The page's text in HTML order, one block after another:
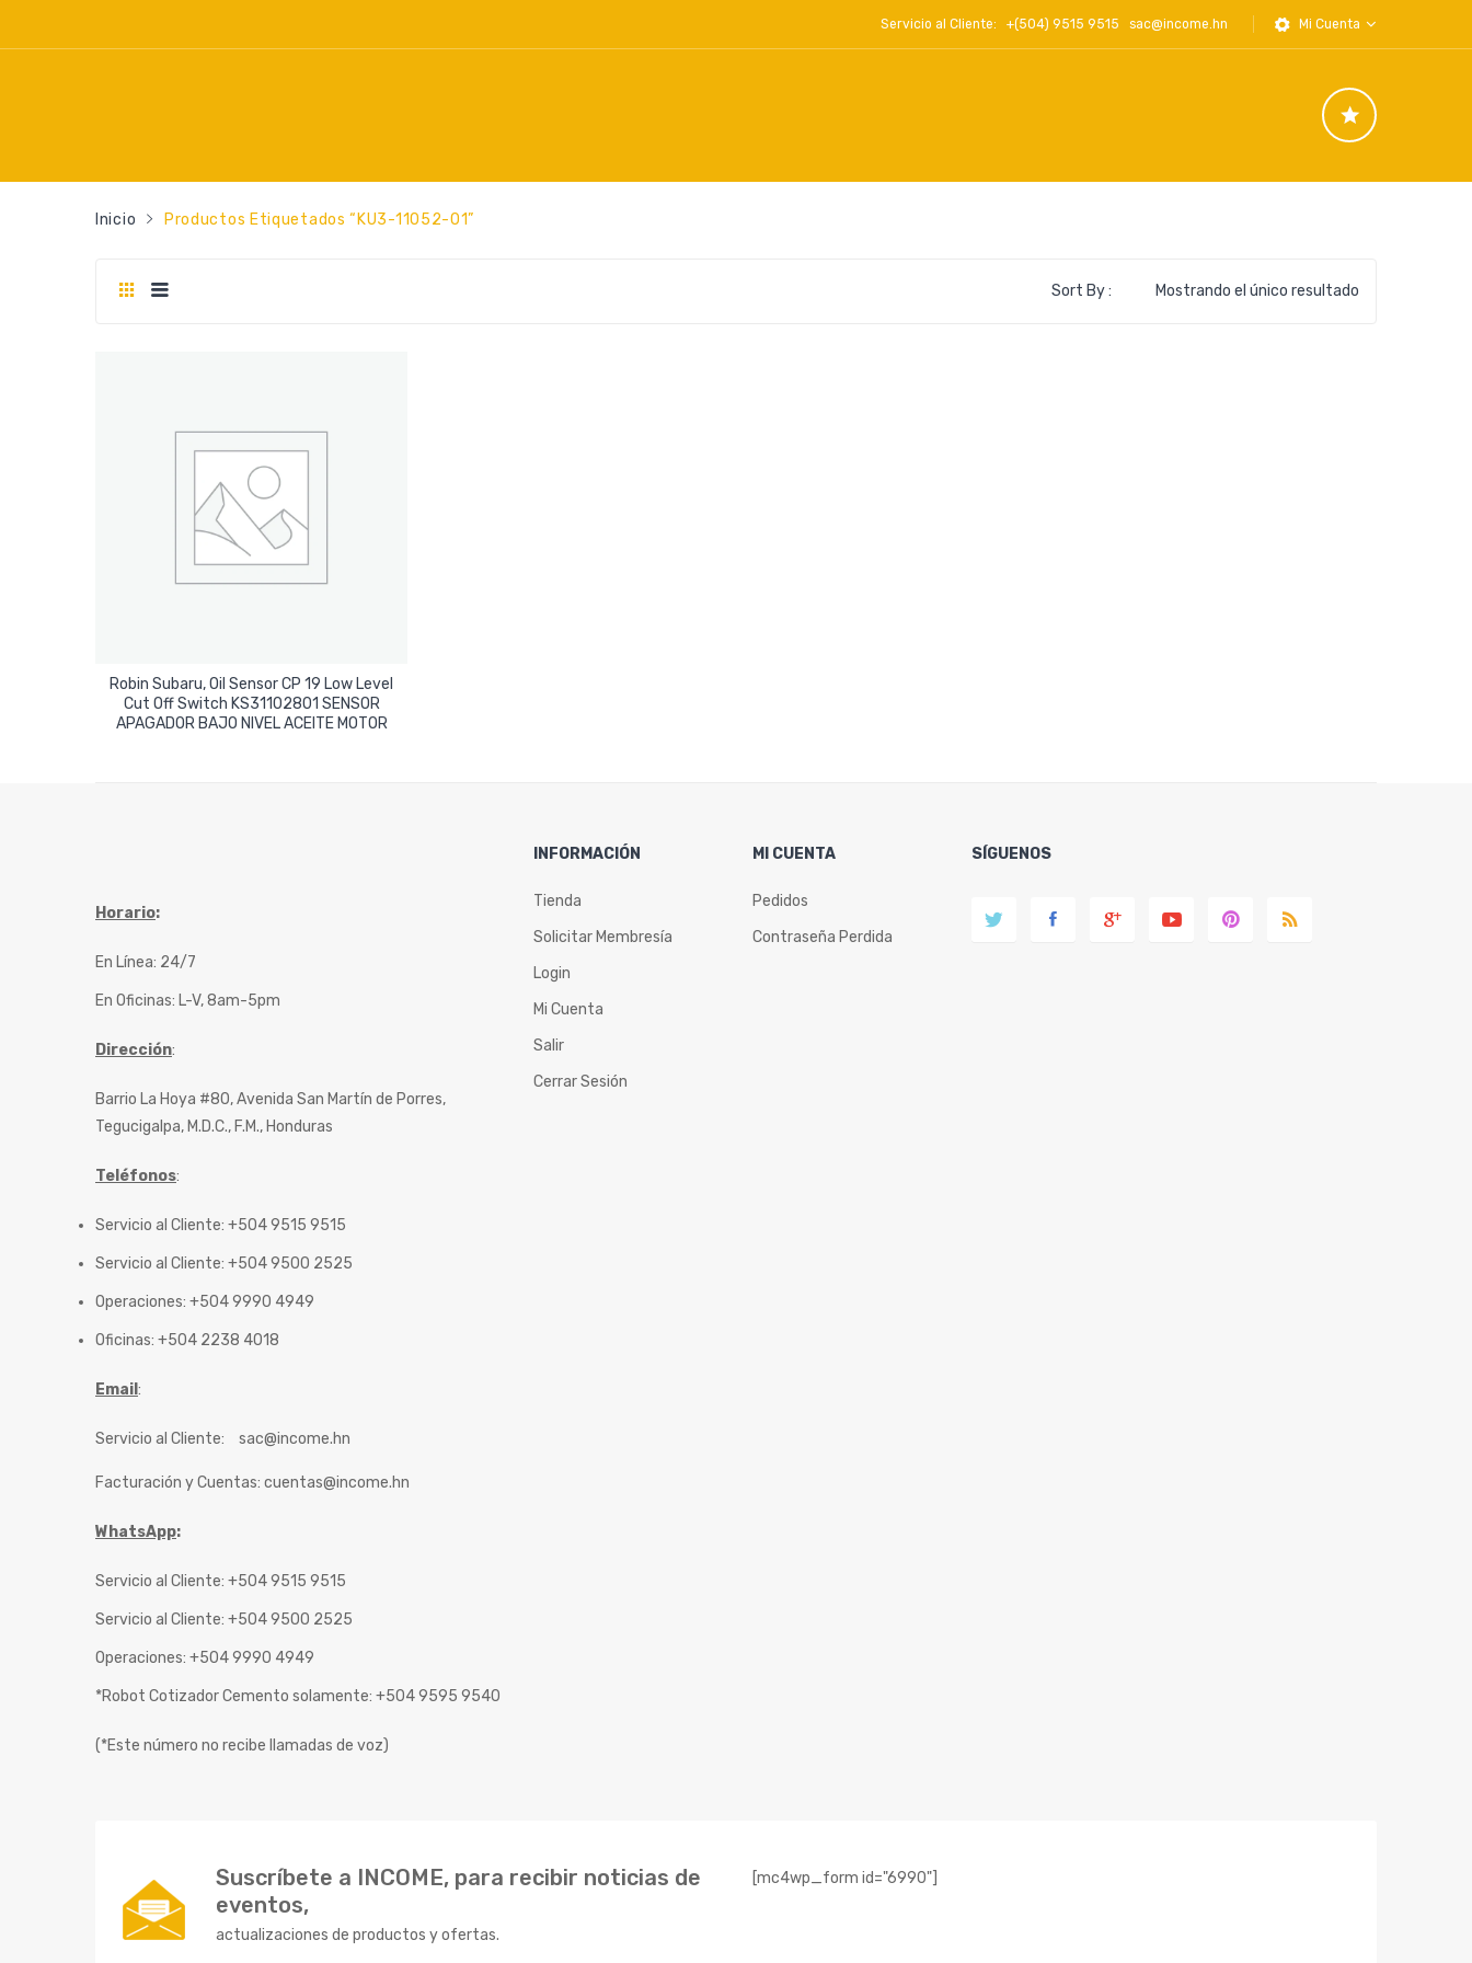
Servicio al Cliente: +(504) 9515 9515 sac@income.hn Mi Cuenta
Inicio Productos Etiquetados “KU3-11052-01”
Mostrando el único resultado
Sort By :
Robin Subaru, Oil Sensor CP 19 Low Level
Cut Off Switch KS31102801 SENSOR
APAGADOR BAJO NIVEL ACEITE MOTOR
Leer Más
Horario:
En Línea: 24/7
En Oficinas: L-V, 8am-5pm
Dirección:
Barrio La Hoya #80, Avenida San Martín de Porres,
Tegucigalpa, M.D.C., F.M., Honduras
Teléfonos:
Servicio al Cliente: +504 9515 9515
Servicio al Cliente: +504 9500 2525
Operaciones: +504 9990 4949
Oficinas: +504 2238 4018
Email :
Servicio al Cliente: sac@income.hn
Facturación y Cuentas: cuentas@income.hn
WhatsApp:
Servicio al Cliente: +504 9515 9515
Servicio al Cliente: +504 9500 2525
Operaciones: +504 9990 4949
*Robot Cotizador Cemento solamente: +504 9595 9540
(*Este número no recibe llamadas de voz)
INFORMACIÓN
Tienda
Solicitar Membresía
Login
Mi Cuenta
Salir
Cerrar Sesión
MI CUENTA
Pedidos
Contraseña Perdida
SÍGUENOS
Suscríbete a INCOME, para recibir noticias de
eventos,
actualizaciones de productos y ofertas.
[mc4wp_form id="6990"]